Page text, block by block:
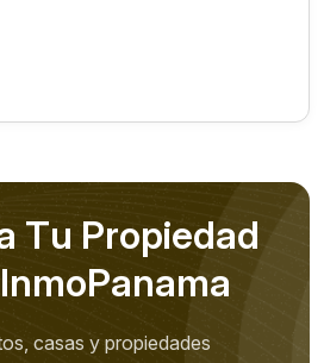
Tu Propiedad
InmoPanama
casas y propiedades